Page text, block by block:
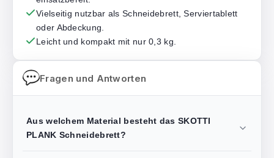
Vielseitig nutzbar als Schneidebrett, Serviertablett
oder Abdeckung.
Leicht und kompakt mit nur 0,3 kg.
Fragen und Antworten
Aus welchem Material besteht das SKOTTI
PLANK Schneidebrett?